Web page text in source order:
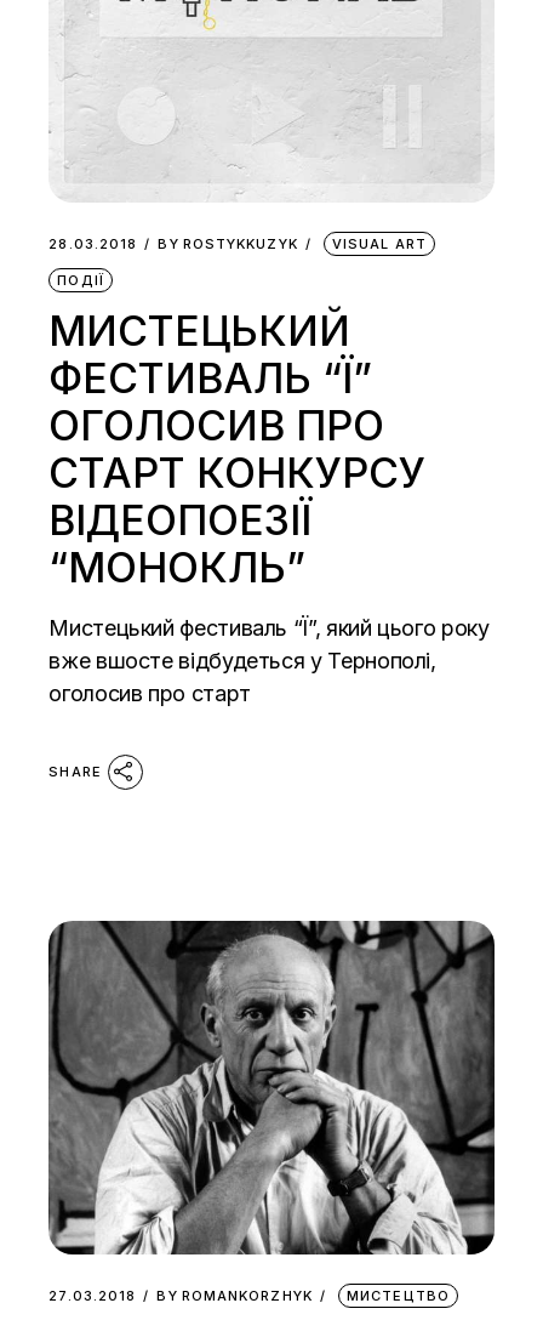
28.03.2018 BY ROSTYKKUZYK VISUAL ART
ПОДІЇ
МИСТЕЦЬКИЙ
ФЕСТИВАЛЬ “Ї”
ОГОЛОСИВ ПРО
СТАРТ КОНКУРСУ
ВІДЕОПОЕЗІЇ
“МОНОКЛЬ”
Мистецький фестиваль “Ї”, який цього року
вже вшосте відбудеться у Тернополі,
оголосив про старт
SHARE
27.03.2018 BY ROMANKORZHYK МИСТЕЦТВО